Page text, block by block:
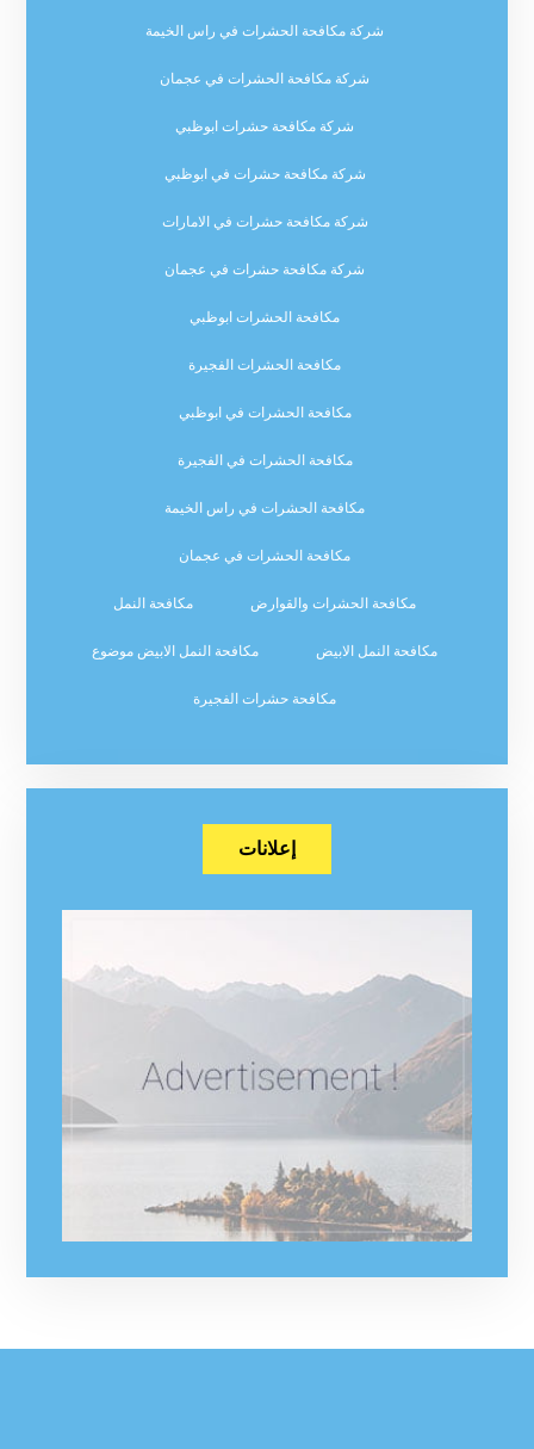
شركة مكافحة الحشرات في راس الخيمة
شركة مكافحة الحشرات في عجمان
شركة مكافحة حشرات ابوظبي
شركة مكافحة حشرات في ابوظبي
شركة مكافحة حشرات في الامارات
شركة مكافحة حشرات في عجمان
مكافحة الحشرات ابوظبي
مكافحة الحشرات الفجيرة
مكافحة الحشرات في ابوظبي
مكافحة الحشرات في الفجيرة
مكافحة الحشرات في راس الخيمة
مكافحة الحشرات في عجمان
مكافحة الحشرات والقوارض مكافحة النمل
مكافحة النمل الابيض مكافحة النمل الابيض موضوع
مكافحة حشرات الفجيرة
إعلانات